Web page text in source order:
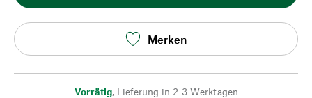
Merken
Vorrätig, Lieferung in 2-3 Werktagen